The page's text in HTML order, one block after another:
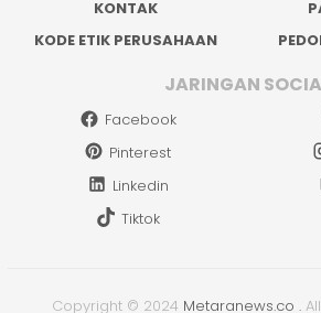
KONTAK
KODE ETIK PERUSAHAAN
JARINGAN
Facebook
Pinterest
Linkedin
Tiktok
Copyright © 2024 Metaranews.co .